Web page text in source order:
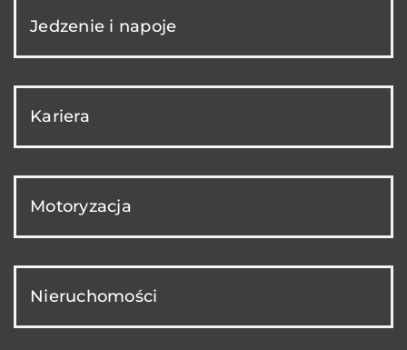
Jedzenie i napoje
Kariera
Motoryzacja
Nieruchomości